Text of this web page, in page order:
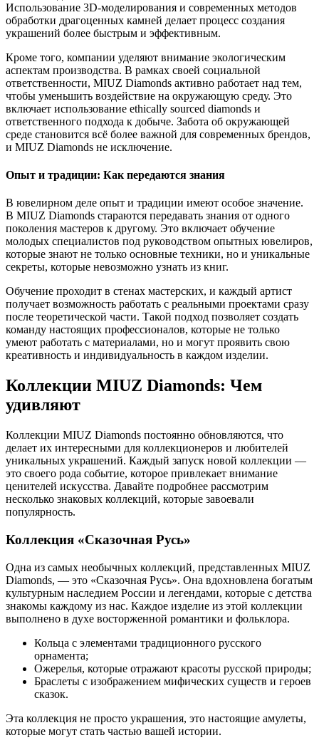
Использование 3D-моделирования и современных методов
обработки драгоценных камней делает процесс создания
украшений более быстрым и эффективным.
Кроме того, компании уделяют внимание экологическим
аспектам производства. В рамках своей социальной
ответственности, MIUZ Diamonds активно работает над тем,
чтобы уменьшить воздействие на окружающую среду. Это
включает использование ethically sourced diamonds и
ответственного подхода к добыче. Забота об окружающей
среде становится всё более важной для современных брендов,
и MIUZ Diamonds не исключение.
Опыт и традиции: Как передаются знания
В ювелирном деле опыт и традиции имеют особое значение.
В MIUZ Diamonds стараются передавать знания от одного
поколения мастеров к другому. Это включает обучение
молодых специалистов под руководством опытных ювелиров,
которые знают не только основные техники, но и уникальные
секреты, которые невозможно узнать из книг.
Обучение проходит в стенах мастерских, и каждый артист
получает возможность работать с реальными проектами сразу
после теоретической части. Такой подход позволяет создать
команду настоящих профессионалов, которые не только
умеют работать с материалами, но и могут проявить свою
креативность и индивидуальность в каждом изделии.
Коллекции MIUZ Diamonds: Чем
удивляют
Коллекции MIUZ Diamonds постоянно обновляются, что
делает их интересными для коллекционеров и любителей
уникальных украшений. Каждый запуск новой коллекции —
это своего рода событие, которое привлекает внимание
ценителей искусства. Давайте подробнее рассмотрим
несколько знаковых коллекций, которые завоевали
популярность.
Коллекция «Сказочная Русь»
Одна из самых необычных коллекций, представленных MIUZ
Diamonds, — это «Сказочная Русь». Она вдохновлена богатым
культурным наследием России и легендами, которые с детства
знакомы каждому из нас. Каждое изделие из этой коллекции
выполнено в духе восторженной романтики и фольклора.
Кольца с элементами традиционного русского
орнамента;
Ожерелья, которые отражают красоты русской природы;
Браслеты с изображением мифических существ и героев
сказок.
Эта коллекция не просто украшения, это настоящие амулеты,
которые могут стать частью вашей истории.